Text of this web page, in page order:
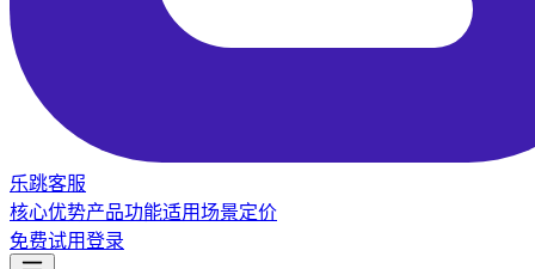
乐跳客服
核心优势产品功能适用场景定价
免费试用登录